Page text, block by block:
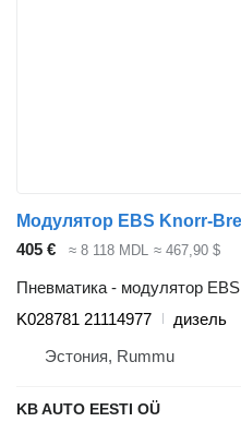
405 € ≈ 8 118 MDL ≈ 467,90 $
Пневматика - модулятор EBS
K028781 21114977
дизель
Эстония, Rummu
KB AUTO EESTI OÜ